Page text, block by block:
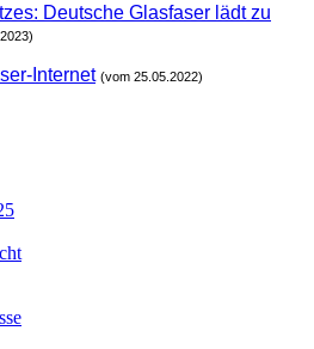
Deutsche Glasfaser lädt zu
Internet (vom 25.05.2022)